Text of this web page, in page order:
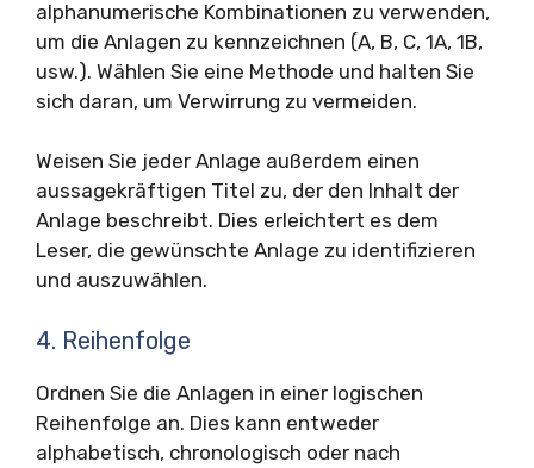
alphanumerische Kombinationen zu verwenden,
um die Anlagen zu kennzeichnen (A, B, C, 1A, 1B,
usw.). Wählen Sie eine Methode und halten Sie
sich daran, um Verwirrung zu vermeiden.
Weisen Sie jeder Anlage außerdem einen
aussagekräftigen Titel zu, der den Inhalt der
Anlage beschreibt. Dies erleichtert es dem
Leser, die gewünschte Anlage zu identifizieren
und auszuwählen.
4. Reihenfolge
Ordnen Sie die Anlagen in einer logischen
Reihenfolge an. Dies kann entweder
alphabetisch, chronologisch oder nach